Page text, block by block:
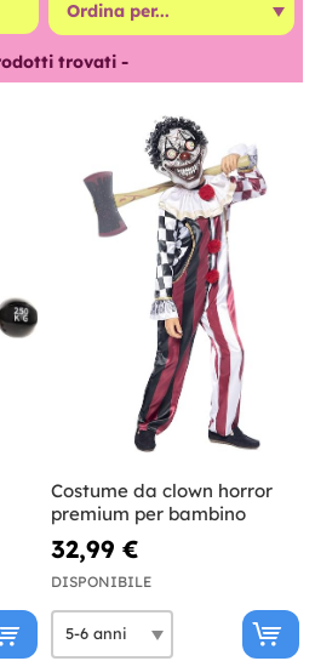
trovati -
Costume da clown horror
premium per bambino
32,99 €
DISPONIBILE